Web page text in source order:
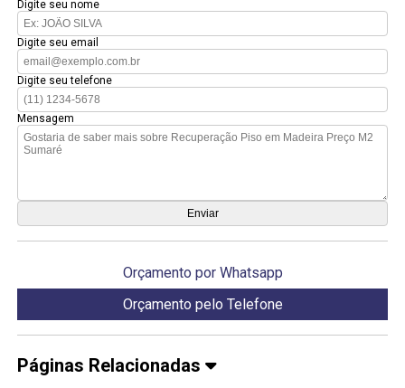
Digite seu nome
Digite seu email
Digite seu telefone
Mensagem
Orçamento por Whatsapp
Orçamento pelo Telefone
Páginas Relacionadas